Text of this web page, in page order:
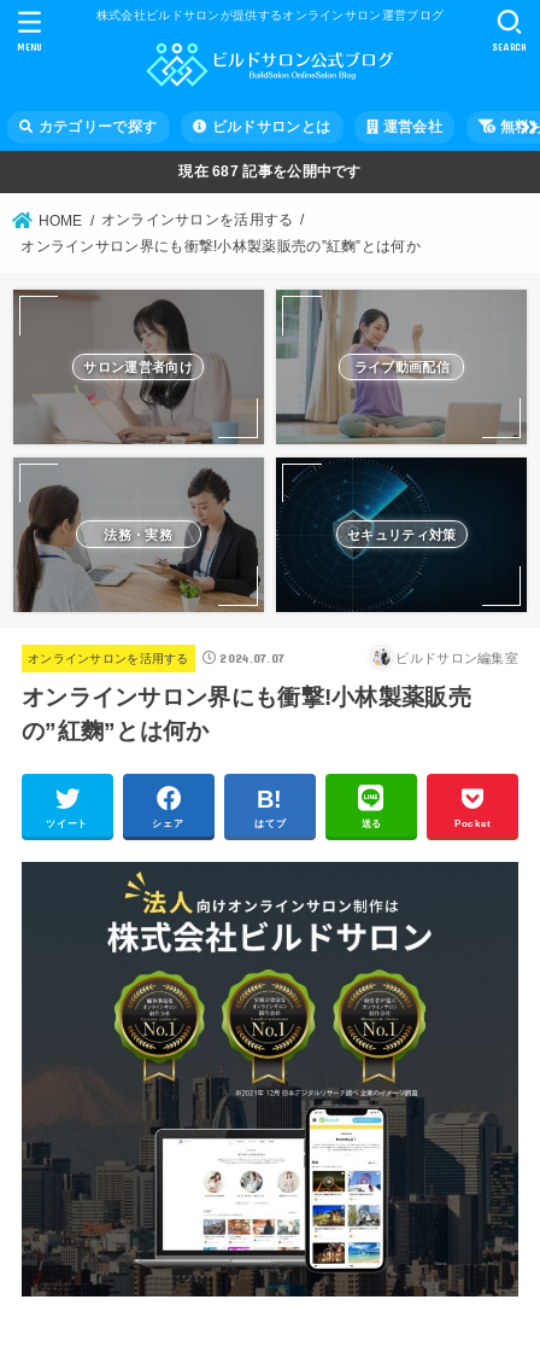
株式会社ビルドサロンが提供するオンラインサロン運営ブログ
カテゴリーで探す ビルドサロンとは 運営会社 無料
SEARCH
MENU
現在687 記事を公開中です
HOME
オンラインサロンを活用する
オンラインサロン界にも衝撃!小林製薬販売の”紅麴”とは何か
サロン運営者向け ライブ動画配信
法務・実務 セキュリティ対策
オンラインサロンを活用する 2024.07.07 ビルドサロン編集室
オンラインサロン界にも衝撃!小林製薬販売
の”紅麴”とは何か
ツイート シェア はてブ 送る Pocket